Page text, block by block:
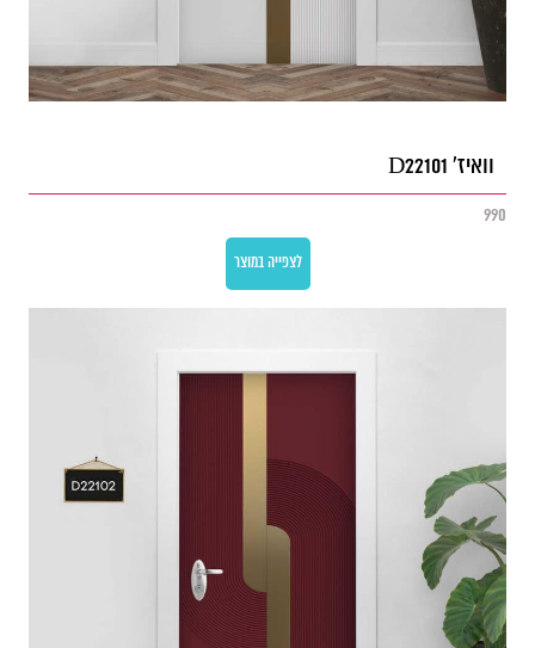
וואיז' D22101
990
לצפייה במוצר